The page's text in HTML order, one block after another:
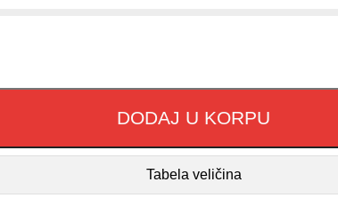
DODAJ U KORPU
Tabela veličina